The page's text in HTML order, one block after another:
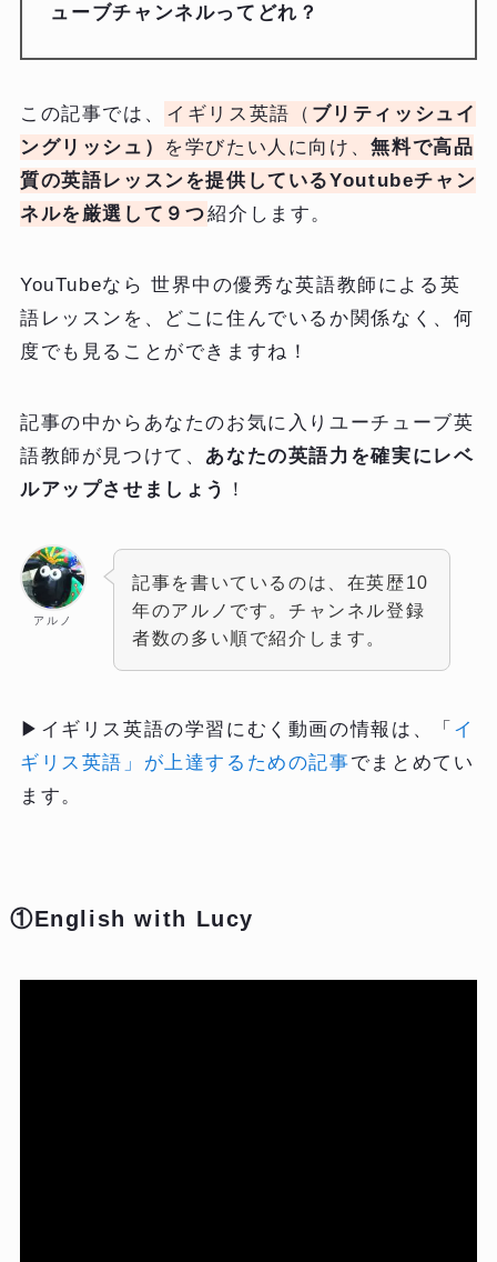
ューブチャンネルってどれ？
この記事では、 イギリス英語（ ブリティッシュイ
ングリッシュ） を学びたい人に向け、無料で高品
質の英語レッスンを提供しているYoutubeチャン
ネルを厳選して９つ紹介します。
YouTubeなら 世界中の優秀な英語教師による英
語レッスンを、どこに住んでいるか関係なく、何
度でも見ることができますね！
記事の中からあなたのお気に入りユーチューブ英
語教師が見つけて、 あなたの英語力を確実にレベ
ルアップさせましょう
！
アルノ
記事を書いているのは、在英歴10
年のアルノです。チャンネル登録
者数の多い順で紹介します。
▶イギリス英語の学習にむく動画の情報は、「 イ
ギリス英語」が上達するための記事でまとめてい
ます。
①English with Lucy